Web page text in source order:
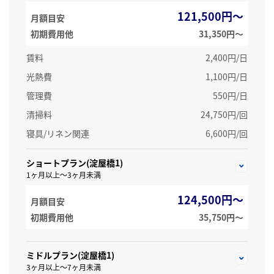
月額目安 121,500円～
初期費用他
31,350円〜
賃料
2,400円/日
光熱費
1,100円/日
管理費
550円/日
清掃料
24,750円/回
寝具/リネン関連
6,600円/回
ショートプラン(淀屋橋1)
1ヶ月以上～3ヶ月未満
月額目安 124,500円～
初期費用他 35,750円〜
ミドルプラン(淀屋橋1)
3ヶ月以上～7ヶ月未満